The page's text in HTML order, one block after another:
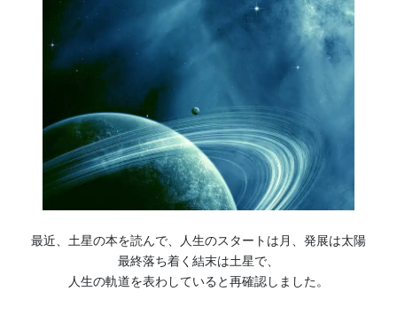
最近、土星の本を読んで、人生のスタートは月、発展は太陽
最終落ち着く結末は土星で、
人生の軌道を表わしていると再確認しました。